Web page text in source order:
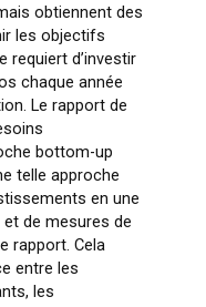
obtiennent des
les objectifs
requiert d’investir
chaque année
Le rapport de
bottom-up
telle approche
en une
de mesures de
rapport. Cela
entre les
les